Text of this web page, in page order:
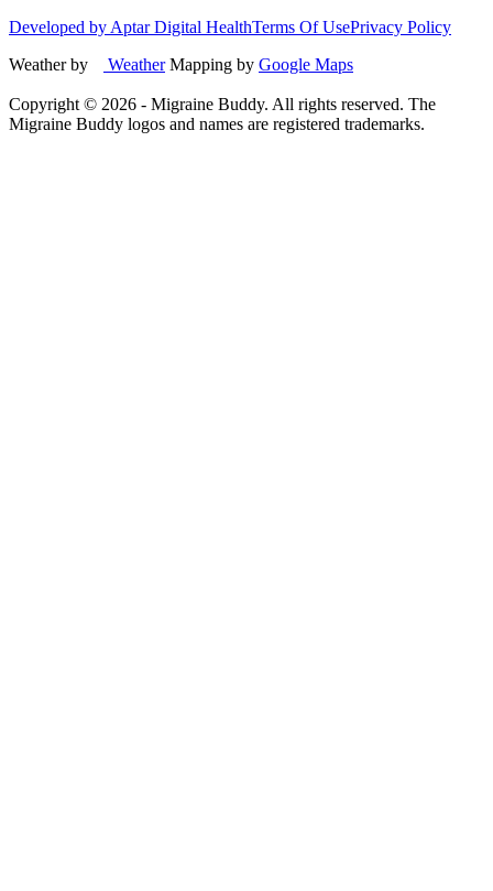
Developed by Aptar Digital HealthTerms Of UsePrivacy Policy
Weather by
WeatherMapping by Google Maps
Copyright © 2026 - Migraine Buddy. All rights reserved. The
Migraine Buddy logos and names are registered trademarks.